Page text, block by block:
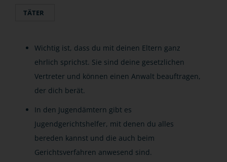
TÄTER
Wichtig ist, dass du mit deinen Eltern ganz
ehrlich sprichst. Sie sind deine gesetzlichen
Vertreter und können einen Anwalt beauftragen,
der dich berät.
In den Jugendämtern gibt es
Jugendgerichtshelfer, mit denen du alles
bereden kannst und die auch beim
Gerichtsverfahren anwesend sind.